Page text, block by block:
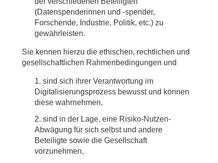
(Datenspenderinnen und -spender,
Forschende, Industrie, Politik, etc.) zu
gewährleisten.
Sie kennen hierzu die ethischen, rechtlichen und
gesellschaftlichen Rahmenbedingungen und
sind sich ihrer Verantwortung im
Digitalisierungsprozess bewusst und können
diese wahrnehmen,
sind in der Lage, eine Risiko-Nutzen-
Abwägung für sich selbst und andere
Beteiligte sowie die Gesellschaft
vorzunehmen,